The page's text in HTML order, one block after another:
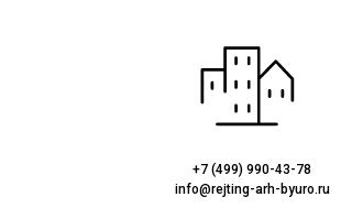
+7 (499) 990-43-78
info@rejting-arh-byuro.ru